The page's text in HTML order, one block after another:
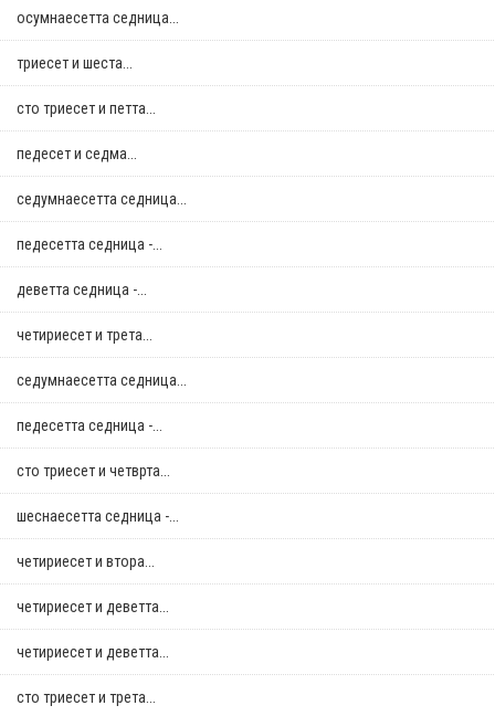
осумнaесетта седница...
триесет и шеста...
сто триесет и петта...
педесет и седма...
седумнаесетта седница...
педесетта седница -...
деветта седница -...
четириесет и трета...
седумнаесетта седница...
педесетта седница -...
сто триесет и четврта...
шеснаесетта седница -...
четириесет и втора...
четириесет и деветта...
четириесет и деветта...
сто триесет и трета...